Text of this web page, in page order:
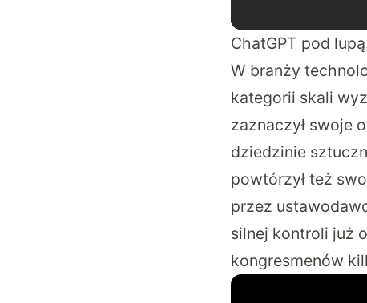
ChatGPT pod
W branży
kategorii skali
zaznaczył swoje
dziedzinie
powtórzył też
przez
silnej kontroli już
kongresmenów